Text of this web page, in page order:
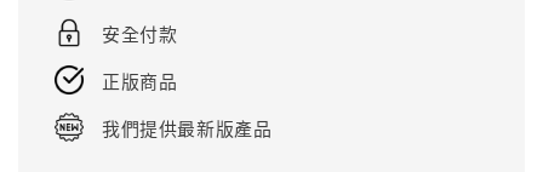
安全付款
正版商品
我們提供最新版產品